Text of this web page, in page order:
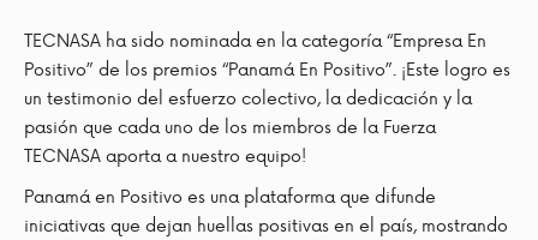
TECNASA ha sido nominada en la categoría “Empresa En
Positivo” de los premios “Panamá En Positivo”. ¡Este logro es
un testimonio del esfuerzo colectivo, la dedicación y la
pasión que cada uno de los miembros de la Fuerza
TECNASA aporta a nuestro equipo!
Panamá en Positivo es una plataforma que difunde
iniciativas que dejan huellas positivas en el país, mostrando